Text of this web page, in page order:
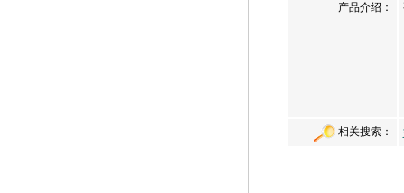
产品介绍：
相关搜索：